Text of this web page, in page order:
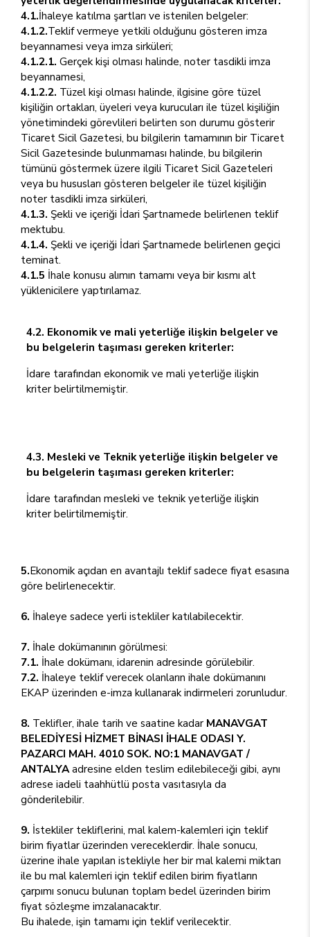
4.1.İhaleye katılma şartları ve istenilen belgeler:
4.1.2.Teklif vermeye yetkili olduğunu gösteren imza
beyannamesi veya imza sirküleri;
4.1.2.1. Gerçek kişi olması halinde, noter tasdikli imza
beyannamesi,
4.1.2.2. Tüzel kişi olması halinde, ilgisine göre tüzel
kişiliğin ortakları, üyeleri veya kurucuları ile tüzel kişiliğin
yönetimindeki görevlileri belirten son durumu gösterir
Ticaret Sicil Gazetesi, bu bilgilerin tamamının bir Ticaret
Sicil Gazetesinde bulunmaması halinde, bu bilgilerin
tümünü göstermek üzere ilgili Ticaret Sicil Gazeteleri
veya bu hususları gösteren belgeler ile tüzel kişiliğin
noter tasdikli imza sirküleri,
4.1.3. Şekli ve içeriği İdari Şartnamede belirlenen teklif
mektubu.
4.1.4. Şekli ve içeriği İdari Şartnamede belirlenen geçici
teminat.
4.1.5 İhale konusu alımın tamamı veya bir kısmı alt
yüklenicilere yaptırılamaz.
4.2. Ekonomik ve mali yeterliğe ilişkin belgeler ve
bu belgelerin taşıması gereken kriterler:
İdare tarafından ekonomik ve mali yeterliğe ilişkin
kriter belirtilmemiştir.
4.3. Mesleki ve Teknik yeterliğe ilişkin belgeler ve
bu belgelerin taşıması gereken kriterler:
İdare tarafından mesleki ve teknik yeterliğe ilişkin
kriter belirtilmemiştir.
5.Ekonomik açıdan en avantajlı teklif sadece fiyat esasına
göre belirlenecektir.
6. İhaleye sadece yerli istekliler katılabilecektir.
7. İhale dokümanının görülmesi:
7.1. İhale dokümanı, idarenin adresinde görülebilir.
7.2. İhaleye teklif verecek olanların ihale dokümanını
EKAP üzerinden e-imza kullanarak indirmeleri zorunludur.
8. Teklifler, ihale tarih ve saatine kadar MANAVGAT
BELEDİYESİ HİZMET BİNASI İHALE ODASI Y.
PAZARCI MAH. 4010 SOK. NO:1 MANAVGAT /
ANTALYAadresine elden teslim edilebileceği gibi, aynı
adrese iadeli taahhütlü posta vasıtasıyla da
gönderilebilir.
9. İstekliler tekliflerini, mal kalem-kalemleri için teklif
birim fiyatlar üzerinden vereceklerdir. İhale sonucu,
üzerine ihale yapılan istekliyle her bir mal kalemi miktarı
ile bu mal kalemleri için teklif edilen birim fiyatların
çarpımı sonucu bulunan toplam bedel üzerinden birim
fiyat sözleşme imzalanacaktır.
Bu ihalede, işin tamamı için teklif verilecektir.